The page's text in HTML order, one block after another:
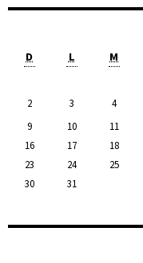
D L M
2
3 4
9
10 11
16
17 18
23
24 25
30
31